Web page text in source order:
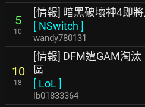
5
10
[情報] 暗黑破壞神4即
[ NSwitch ]
wandy780131
10
18
[情報] DFM遭GAM淘
區
[ LoL ]
lb01833364